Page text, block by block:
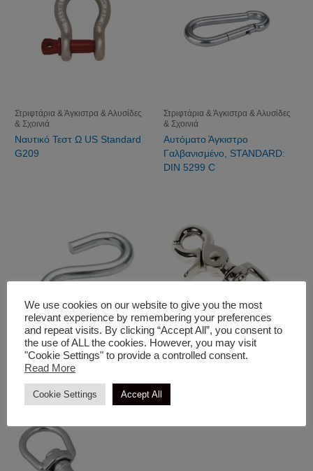
Στριφτάρια & Άγκιστρα & Αλυσίδες
& Σχοινιά
Ναυτικό Τεστ Ω US Standard
G209
Στριφτάρια & Άγκιστρα & Αλυσίδες
& Σχοινιά
Αυτόματο Άγκιστρο
Γαλβανισμένο, STANDARD:
DIN 5299 C
Στριφτάρια & Άγκιστρα & Αλυσίδες
& Σχοινιά
Στριφτάρια & Άγκιστρα & Αλυσίδες
We use cookies on our website to give you the most
relevant experience by remembering your preferences
and repeat visits. By clicking “Accept All”, you consent to
the use of ALL the cookies. However, you may visit
"Cookie Settings" to provide a controlled consent.
Read More
Cookie Settings Accept All